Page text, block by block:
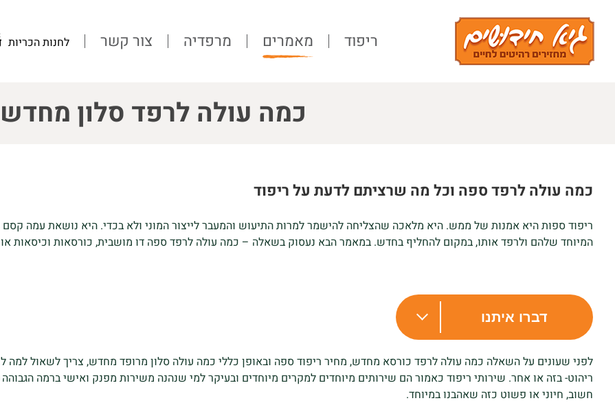
content
ריפוד מאמרים מרפדיה צור קשר לחנות הכריות
כמה עולה לרפד סלון מחדש
כמה עולה לרפד ספה וכל מה שרציתם לדעת על ריפוד
ריפוד ספות היא אמנות של ממש. היא מלאכה שהצליחה להישמר למרות התיעוש והמעבר לייצור המוני ולא בכדי. היא נושאת עמה
המיוחד שלהם ולרפד אותו, במקום להחליף בחדש. במאמר הבא נעסוק בשאלה – כמה עולה לרפד ספה דו מושבית, כורסאות וכיסאות
דברו איתנו
לפני שעונים על השאלה כמה עולה לרפד כורסא מחדש, מחיר ריפוד ספה ובאופן כללי כמה עולה סלון מרופד מחדש, צריך לשאול
ריהוט- בזה או אחר. שירותי ריפוד כאמור הם שירותים מיוחדים למקרים מיוחדים ובעיקר למי שנהנה משירות מפנק ואישי ברמה
חשוב, חיוני או פשוט כזה שאהבנו במיוחד.